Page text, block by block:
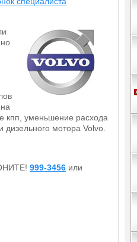
кпп, уменьшение расхода
мотора Volvo.
999-3456 или